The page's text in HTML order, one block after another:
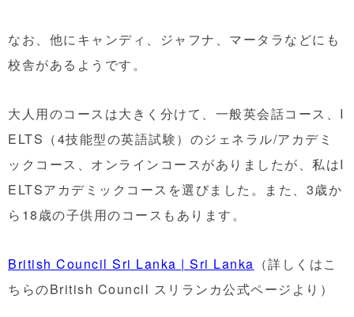
なお、他にキャンディ、ジャフナ、マータラなどにも
校舎があるようです。
大人用のコースは大きく分けて、一般英会話コース、I
ELTS（4技能型の英語試験）のジェネラル/アカデミ
ックコース、オンラインコースがありましたが、私はI
ELTSアカデミックコースを選びました。また、3歳か
ら18歳の子供用のコースもあります。
British Council Sri Lanka | Sri Lanka （詳しくはこ
ちらのBritish Council スリランカ公式ページより）